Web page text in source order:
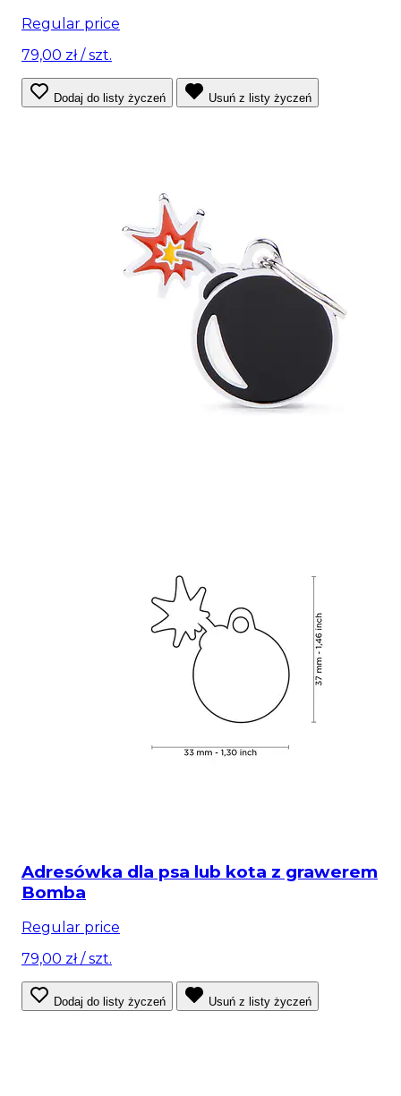
Regular price
79,00 zł/ szt.
Dodaj do listy życzeń Usuń z listy życzeń
Adresówka dla psa lub kota z grawerem
Bomba
Regular price
79,00 zł/ szt.
Dodaj do listy życzeń Usuń z listy życzeń